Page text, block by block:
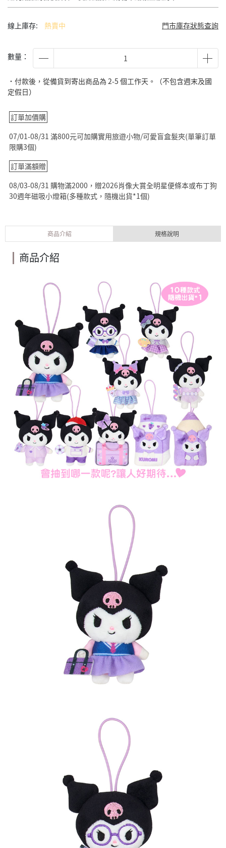
線上庫存: 熱賣中 門市庫存狀態查詢
數量：
˙付款後，從備貨到寄出商品為 2-5 個工作天。（不包含週末及國
定假日）
訂單加價購
07/01-08/31 滿800元可加購實用旅遊小物/可愛盲盒髮夾(單筆訂單
限購3個)
訂單滿額贈
08/03-08/31 購物滿2000，贈2026肖像大賞全明星便條本或布丁狗
30週年磁吸小燈箱(多種款式，隨機出貨*1個)
商品介紹 規格說明
商品介紹